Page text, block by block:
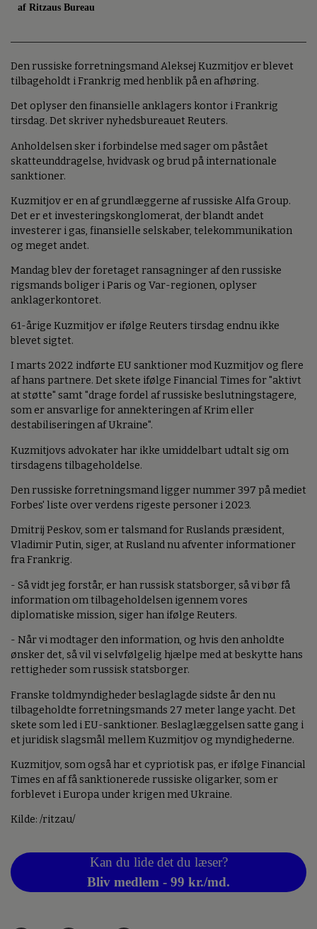
af Ritzaus Bureau
Den russiske forretningsmand Aleksej Kuzmitjov er blevet
tilbageholdt i Frankrig med henblik på en afhøring.
Det oplyser den finansielle anklagers kontor i Frankrig
tirsdag. Det skriver nyhedsbureauet Reuters.
Anholdelsen sker i forbindelse med sager om påstået
skatteunddragelse, hvidvask og brud på internationale
sanktioner.
Kuzmitjov er en af grundlæggerne af russiske Alfa Group.
Det er et investeringskonglomerat, der blandt andet
investerer i gas, finansielle selskaber, telekommunikation
og meget andet.
Mandag blev der foretaget ransagninger af den russiske
rigsmands boliger i Paris og Var-regionen, oplyser
anklagerkontoret.
61-årige Kuzmitjov er ifølge Reuters tirsdag endnu ikke
blevet sigtet.
I marts 2022 indførte EU sanktioner mod Kuzmitjov og flere
af hans partnere. Det skete ifølge Financial Times for "aktivt
at støtte" samt "drage fordel af russiske beslutningstagere,
som er ansvarlige for annekteringen af Krim eller
destabiliseringen af Ukraine".
Kuzmitjovs advokater har ikke umiddelbart udtalt sig om
tirsdagens tilbageholdelse.
Den russiske forretningsmand ligger nummer 397 på mediet
Forbes' liste over verdens rigeste personer i 2023.
Dmitrij Peskov, som er talsmand for Ruslands præsident,
Vladimir Putin, siger, at Rusland nu afventer informationer
fra Frankrig.
- Så vidt jeg forstår, er han russisk statsborger, så vi bør få
information om tilbageholdelsen igennem vores
diplomatiske mission, siger han ifølge Reuters.
- Når vi modtager den information, og hvis den anholdte
ønsker det, så vil vi selvfølgelig hjælpe med at beskytte hans
rettigheder som russisk statsborger.
Franske toldmyndigheder beslaglagde sidste år den nu
tilbageholdte forretningsmands 27 meter lange yacht. Det
skete som led i EU-sanktioner. Beslaglæggelsen satte gang i
et juridisk slagsmål mellem Kuzmitjov og myndighederne.
Kuzmitjov, som også har et cypriotisk pas, er ifølge Financial
Times en af få sanktionerede russiske oligarker, som er
forblevet i Europa under krigen med Ukraine.
Kilde: /ritzau/
Kan du lide det du læser?
Bliv medlem - 99 kr./md.